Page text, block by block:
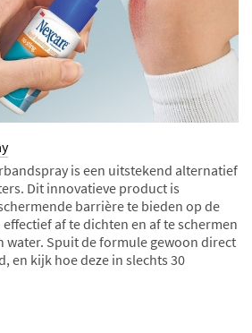
is een uitstekend alternatief
Dit innovatieve product is
barrière te bieden op de
af te dichten en af te schermen
water. Spuit de formule gewoon direct
en kijk hoe deze in slechts 30